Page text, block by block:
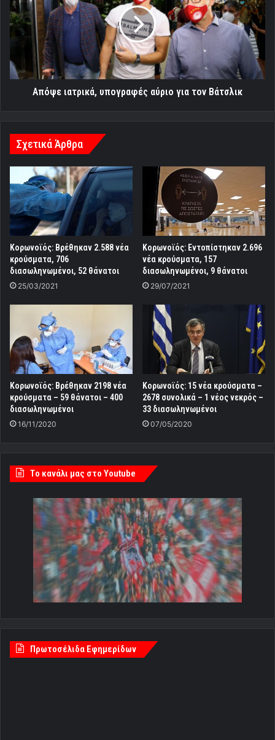
αύριο
για
τον
Βάτσλικ
Απόψε ιατρικά, υπογραφές αύριο για τον Βάτσλικ
Σχετικά Άρθρα
Κορωνοϊός: Βρέθηκαν 2.588 νέα
κρούσματα, 706
διασωληνωμένοι, 52 θάνατοι
25/03/2021
Κορωνοϊός: Εντοπίστηκαν 2.696
νέα κρούσματα, 157
διασωληνωμένοι, 9 θάνατοι
29/07/2021
Κορωνοϊός: Βρέθηκαν 2198 νέα
κρούσματα – 59 θάνατοι – 400
διασωληνωμένοι
16/11/2020
Κορωνοϊός: 15 νέα κρούσματα –
2678 συνολικά – 1 νέος νεκρός –
33 διασωληνωμένοι
07/05/2020
Tο κανάλι μας στο Youtube
Πρωτοσέλιδα Εφημερίδων